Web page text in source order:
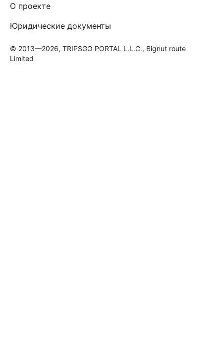
О проекте
Юридические документы
© 2013—2026, TRIPSGO PORTAL L.L.C., Bignut route
Limited